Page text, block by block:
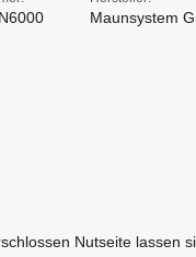
Maunsystem
Nutseite lassen